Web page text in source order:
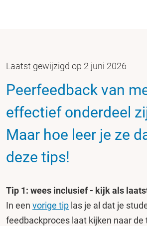
Laatst gewijzigd op 2 juni 2026
Peerfeedback van
effectief onderdeel
Maar hoe leer je ze
deze tips!
Tip 1: wees inclusief - kijk als
In een vorige tip las je al dat je
feedbackproces laat kijken naar